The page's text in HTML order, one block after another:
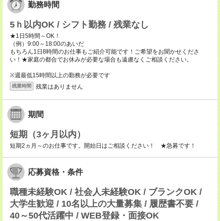
勤務時間
5ｈ以内OK / シフト勤務 / 残業なし
★1日5時間～OK！
（例）9:00～18:00のあいだ
もちろん1日8時間のお仕事もご紹介可能です！ご希望をお聞かせくださ
い！★家庭の都合でお休みが必要な場合も遠慮なくご相談ください。
※週最低15時間以上の勤務が必要です
残業時間 残業はありません
期間
短期（3ヶ月以内）
短期2ヵ月～のお仕事です。開始日はご相談ください！ ★急募です！
応募資格・条件
職種未経験OK / 社会人未経験OK / ブランクOK /
大学生歓迎 / 10名以上の大量募集 / 履歴書不要 /
40～50代活躍中 / WEB登録・面接OK